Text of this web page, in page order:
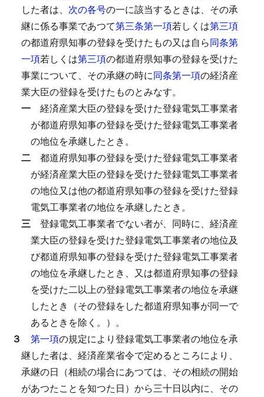
した者は、 次の各号の一に該当するときは、その承
継に係る事業であつて第三条第一項若しくは第三項
の都道府県知事の登録を受けたもの又は自ら同条第
一項若しくは第三項の都道府県知事の登録を受けた
事業について、その承継の時に同条第一項の経済産
業大臣の登録を受けたものとみなす。
一 経済産業大臣の登録を受けた登録電気工事業者
が都道府県知事の登録を受けた登録電気工事業者
の地位を承継したとき。
二 都道府県知事の登録を受けた登録電気工事業者
が経済産業大臣の登録を受けた登録電気工事業者
の地位又は他の都道府県知事の登録を受けた登録
電気工事業者の地位を承継したとき。
三 登録電気工事業者でない者が、同時に、経済産
業大臣の登録を受けた登録電気工事業者の地位及
び都道府県知事の登録を受けた登録電気工事業者
の地位を承継したとき、又は都道府県知事の登録
を受けた二以上の登録電気工事業者の地位を承継
したとき（その登録をした都道府県知事が同一で
あるときを除く。）。
３ 第一項の規定により登録電気工事業者の地位を承
継した者は、経済産業省令で定めるところにより、
承継の日（相続の場合にあつては、その相続の開始
があつたことを知つた日）から三十日以内に、その